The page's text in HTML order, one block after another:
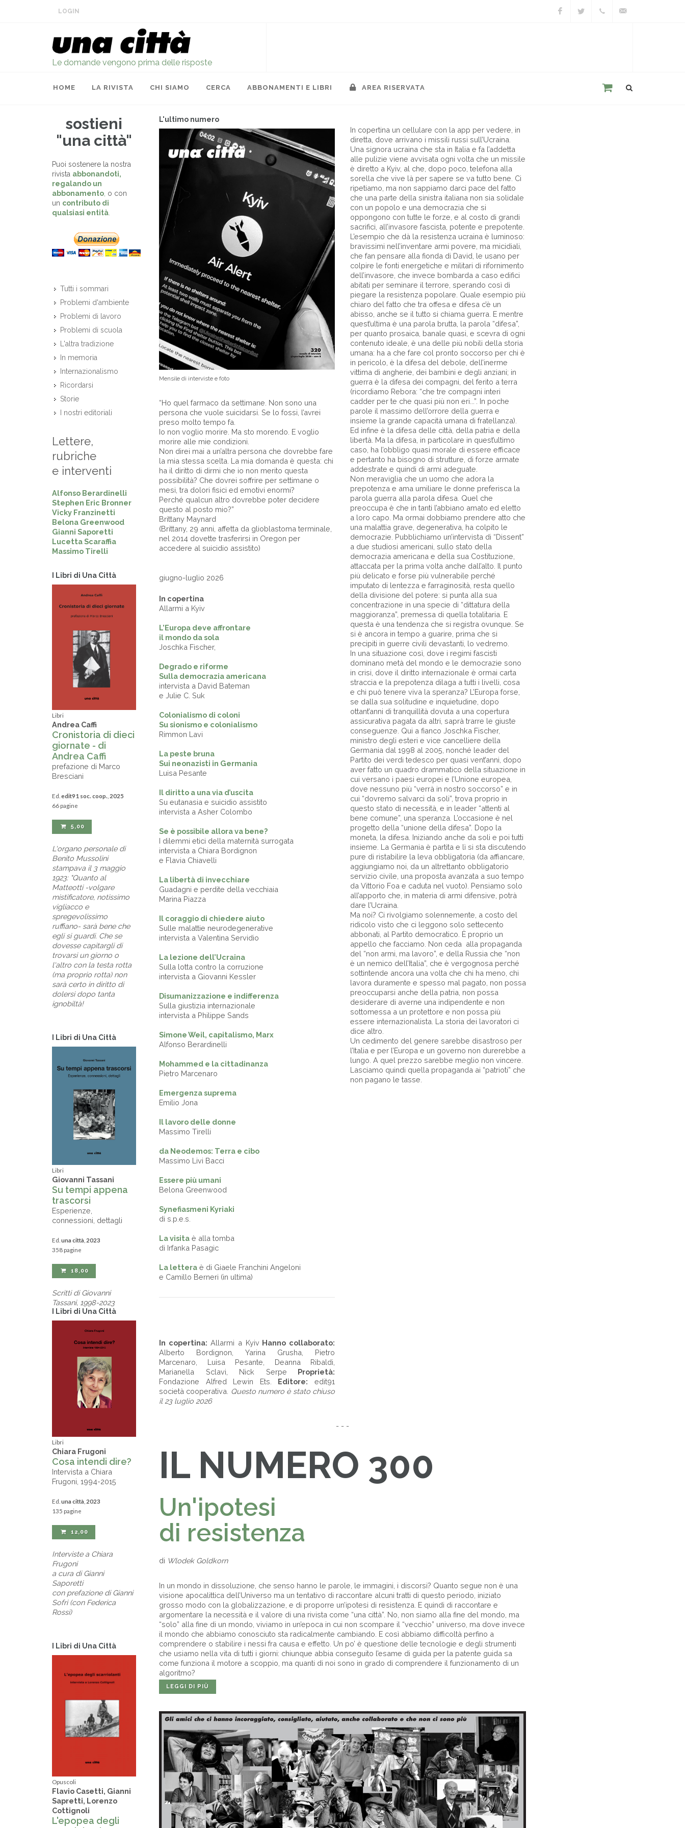
LOGIN
Le domande vengono prima delle risposte
HOME LA RIVISTA CHI SIAMO CERCA ABBONAMENTI E LIBRI AREA RISERVATA
sostieni
"una città"
Puoi sostenere la nostra
rivista abbonandoti,
regalando un
abbonamento o con
un contributo di
qualsiasi entità
Tutti i sommari
Problemi d'ambiente
Problemi di lavoro
Problemi di scuola
L'altra tradizione
In memoria
Internazionalismo
Ricordarsi
Storie
I nostri editoriali
Lettere,
rubriche
e interventi
Alfonso Berardinelli
Stephen Eric Bronner
Vicky Franzinetti
Belona Greenwood
Gianni Saporetti
Lucetta Scaraffia
Massimo Tirelli
I Libri di Una Città
Libri
Andrea Caffi
Cronistoria di dieci
giornate - di
Andrea Caffi
prefazione di Marco
Bresciani
Ed. edit91 soc. coop. 2025
66 pagine
5,00
L'organo personale di
Benito Mussolini
stampava il 3 maggio
1923: "Quanto al
Matteotti -volgare
mistificatore, notissimo
vigliacco e
spregevolissimo
ruffiano- sarà bene che
egli si guardi. Che se
dovesse capitargli di
trovarsi un giorno o
l'altro con la testa rotta
(ma proprio rotta) non
sarà certo in diritto di
dolersi dopo tanta
ignobiltà!
I Libri di Una Città
Libri
Giovanni Tassani
Su tempi appena
trascorsi
Esperienze,
connessioni, dettagli
Ed. una città 2023
358 pagine
18,00
Scritti di Giovanni
Tassani, 1998-2023
I Libri di Una Città
Libri
Chiara Frugoni
Cosa intendi dire?
Intervista a Chiara
Frugoni, 1994-2015
Ed. una città 2023
135 pagine
12,00
Interviste a Chiara
Frugoni
a cura di Gianni
Saporetti
con prefazione di Gianni
Sofri (con Federica
Rossi)
I Libri di Una Città
Opuscoli
Flavio Casetti, Gianni
Sapretti, Lorenzo
Cottignoli
L'epopea degli
L'ultimo numero
Mensile di interviste e foto
“Ho quel farmaco da settimane. Non sono una
persona che vuole suicidarsi. Se lo fossi, l’avrei
preso molto tempo fa.
Io non voglio morire. Ma sto morendo. E voglio
morire alle mie condizioni.
Non direi mai a un’altra persona che dovrebbe fare
la mia stessa scelta. La mia domanda è questa: chi
ha il diritto di dirmi che io non merito questa
possibilità? Che dovrei soffrire per settimane o
mesi, tra dolori fisici ed emotivi enormi?
Perché qualcun altro dovrebbe poter decidere
questo al posto mio?”
Brittany Maynard
(Brittany, 29 anni, affetta da glioblastoma terminale,
nel 2014 dovette trasferirsi in Oregon per
accedere al suicidio assistito)
giugno-luglio 2026
In copertina
Allarmi a Kyiv
L’Europa deve affrontare
il mondo da sola
Joschka Fischer,
Degrado e riforme
Sulla democrazia americana
intervista a David Bateman
e Julie C. Suk
Colonialismo di coloni
Su sionismo e colonialismo
Rimmon Lavi
La peste bruna
Sui neonazisti in Germania
Luisa Pesante
Il diritto a una via d’uscita
Su eutanasia e suicidio assistito
intervista a Asher Colombo
Se è possibile allora va bene?
I dilemmi etici della maternità surrogata
intervista a Chiara Bordignon
e Flavia Chiavelli
La libertà di invecchiare
Guadagni e perdite della vecchiaia
Marina Piazza
Il coraggio di chiedere aiuto
Sulle malattie neurodegenerative
intervista a Valentina Servidio
La lezione dell’Ucraina
Sulla lotta contro la corruzione
intervista a Giovanni Kessler
Disumanizzazione e indifferenza
Sulla giustizia internazionale
intervista a Philippe Sands
Simone Weil, capitalismo, Marx
Alfonso Berardinelli
Mohammed e la cittadinanza
Pietro Marcenaro
Emergenza suprema
Emilio Jona
Il lavoro delle donne
Massimo Tirelli
da Neodemos: Terra e cibo
Massimo Livi Bacci
Essere più umani
Belona Greenwood
Synefiasmeni Kyriaki
di s.p.e.s.
La visita è alla tomba
di Irfanka Pasagic
La lettera è di Giaele Franchini Angeloni
e Camillo Berneri (in ultima)
In copertina: Allarmi a KyivHanno collaborato:
Alberto Bordignon, Yarina Grusha, Pietro
Marcenaro, Luisa Pesante, Deanna Ribaldi,
Marianella Sclavi, Nick Serpe Proprietà:
Fondazione Alfred Lewin Ets. Editore: edit91
società cooperativa. Questo numero è stato chiuso
il 23 luglio 2026
- - -
In copertina un cellulare con la app per vedere, in
diretta, dove arrivano i missili russi sull’Ucraina.
Una signora ucraina che sta in Italia e fa l’addetta
alle pulizie viene avvisata ogni volta che un missile
è diretto a Kyiv, al che, dopo poco, telefona alla
sorella che vive là per sapere se va tutto bene. Ci
ripetiamo, ma non sappiamo darci pace del fatto
che una parte della sinistra italiana non sia solidale
con un popolo e una democrazia che si
oppongono con tutte le forze, e al costo di grandi
sacrifici, all’invasore fascista, potente e prepotente.
L’esempio che dà la resistenza ucraina è luminoso:
bravissimi nell’inventare armi povere, ma micidiali,
che fan pensare alla fionda di David, le usano per
colpire le fonti energetiche e militari di rifornimento
dell’invasore, che invece bombarda a caso edifici
abitati per seminare il terrore, sperando così di
piegare la resistenza popolare. Quale esempio più
chiaro del fatto che tra offesa e difesa c’è un
abisso, anche se il tutto si chiama guerra. E mentre
quest’ultima è una parola brutta, la parola “difesa”,
per quanto prosaica, banale quasi, e scevra di ogni
contenuto ideale, è una delle più nobili della storia
umana: ha a che fare col pronto soccorso per chi è
in pericolo, è la difesa del debole, dell’inerme
vittima di angherie, dei bambini e degli anziani; in
guerra è la difesa dei compagni, del ferito a terra
(ricordiamo Rebora: “che tre compagni interi
cadder per te che quasi più non eri...”. In poche
parole il massimo dell’orrore della guerra e
insieme la grande capacità umana di fratellanza).
Ed infine è la difesa delle città, della patria e della
libertà. Ma la difesa, in particolare in quest’ultimo
caso, ha l’obbligo quasi morale di essere efficace
e pertanto ha bisogno di strutture, di forze armate
addestrate e quindi di armi adeguate.
Non meraviglia che un uomo che adora la
prepotenza e ama umiliare le donne preferisca la
parola guerra alla parola difesa. Quel che
preoccupa è che in tanti l’abbiano amato ed eletto
a loro capo. Ma ormai dobbiamo prendere atto che
una malattia grave, degenerativa, ha colpito le
democrazie. Pubblichiamo un’intervista di “Dissent”
a due studiosi americani, sullo stato della
democrazia americana e della sua Costituzione,
attaccata per la prima volta anche dall’alto. Il punto
più delicato e forse più vulnerabile perché
imputato di lentezza e farraginosità, resta quello
della divisione del potere: si punta alla sua
concentrazione in una specie di “dittatura della
maggioranza”, premessa di quella totalitaria. E
questa è una tendenza che si registra ovunque. Se
si è ancora in tempo a guarire, prima che si
precipiti in guerre civili devastanti, lo vedremo.
In una situazione così, dove i regimi fascisti
dominano metà del mondo e le democrazie sono
in crisi, dove il diritto internazionale è ormai carta
straccia e la prepotenza dilaga a tutti i livelli, cosa
e chi può tenere viva la speranza? L’Europa forse,
se dalla sua solitudine e inquietudine, dopo
ottant’anni di tranquillità dovuta a una copertura
assicurativa pagata da altri, saprà trarre le giuste
conseguenze. Qui a fianco Joschka Fischer,
ministro degli esteri e vice cancelliere della
Germania dal 1998 al 2005, nonché leader del
Partito dei verdi tedesco per quasi vent’anni, dopo
aver fatto un quadro drammatico della situazione in
cui versano i paesi europei e l’Unione europea,
dove nessuno più “verrà in nostro soccorso” e in
cui “dovremo salvarci da soli”, trova proprio in
questo stato di necessità, e in leader “attenti al
bene comune”, una speranza. L’occasione è nel
progetto della “unione della difesa”. Dopo la
moneta, la difesa. Iniziando anche da soli e poi tutti
insieme. La Germania è partita e lì si sta discutendo
pure di ristabilire la leva obbligatoria (da affiancare,
aggiungiamo noi, da un altrettanto obbligatorio
servizio civile, una proposta avanzata a suo tempo
da Vittorio Foa e caduta nel vuoto). Pensiamo solo
all’apporto che, in materia di armi difensive, potrà
dare l’Ucraina.
Ma noi? Ci rivolgiamo solennemente, a costo del
ridicolo visto che ci leggono solo settecento
abbonati, al Partito democratico. È proprio un
appello che facciamo. Non ceda alla propaganda
del “non armi, ma lavoro”, e della Russia che “non
è un nemico dell’Italia”, che è vergognosa perché
sottintende ancora una volta che chi ha meno, chi
lavora duramente e spesso mal pagato, non possa
preoccuparsi anche della patria, non possa
desiderare di averne una indipendente e non
sottomessa a un protettore e non possa più
essere internazionalista. La storia dei lavoratori ci
dice altro.
Un cedimento del genere sarebbe disastroso per
l’Italia e per l’Europa e un governo non durerebbe a
lungo. A quel prezzo sarebbe meglio non vincere.
Lasciamo quindi quella propaganda ai “patrioti” che
non pagano le tasse.
- - -
IL NUMERO 300
Un'ipotesi
di resistenza
di Wlodek Goldkorn
In un mondo in dissoluzione, che senso hanno le parole, le immagini, i discorsi? Quanto segue non è una
visione apocalittica dell’Universo ma un tentativo di raccontare alcuni tratti di questo periodo, iniziato
grosso modo con la globalizzazione, e di proporre un’ipotesi di resistenza. E quindi di raccontare e
argomentare la necessità e il valore di una rivista come “una città”. No, non siamo alla fine del mondo, ma
“solo” alla fine di un mondo, viviamo in un’epoca in cui non scompare il “vecchio” universo, ma dove invece
il mondo che abbiamo conosciuto sta radicalmente cambiando. E così abbiamo difficoltà perfino a
comprendere o stabilire i nessi fra causa e effetto. Un po’ è questione delle tecnologie e degli strumenti
che usiamo nella vita di tutti i giorni: chiunque abbia conseguito l’esame di guida per la patente guida sa
come funziona il motore a scoppio, ma quanti di noi sono in grado di comprendere il funzionamento di un
algoritmo?
LEGGI DI PIÙ